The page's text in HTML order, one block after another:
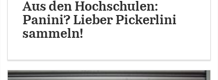
Aus den Hochschulen:
Panini? Lieber Pickerlini
sammeln!